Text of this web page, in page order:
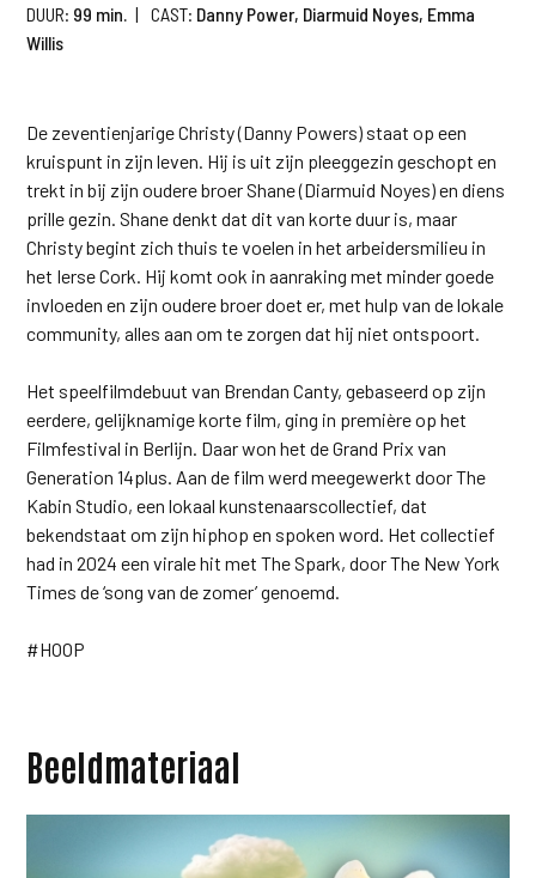
DUUR: 99 min. | CAST: Danny Power, Diarmuid Noyes, Emma
Willis
De zeventienjarige Christy (Danny Powers) staat op een
kruispunt in zijn leven. Hij is uit zijn pleeggezin geschopt en
trekt in bij zijn oudere broer Shane (Diarmuid Noyes) en diens
prille gezin. Shane denkt dat dit van korte duur is, maar
Christy begint zich thuis te voelen in het arbeidersmilieu in
het Ierse Cork. Hij komt ook in aanraking met minder goede
invloeden en zijn oudere broer doet er, met hulp van de lokale
community, alles aan om te zorgen dat hij niet ontspoort.
Het speelfilmdebuut van Brendan Canty, gebaseerd op zijn
eerdere, gelijknamige korte film, ging in première op het
Filmfestival in Berlijn. Daar won het de Grand Prix van
Generation 14plus. Aan de film werd meegewerkt door The
Kabin Studio, een lokaal kunstenaarscollectief, dat
bekendstaat om zijn hiphop en spoken word. Het collectief
had in 2024 een virale hit met The Spark, door The New York
Times de ‘song van de zomer’ genoemd.
#HOOP
Beeldmateriaal